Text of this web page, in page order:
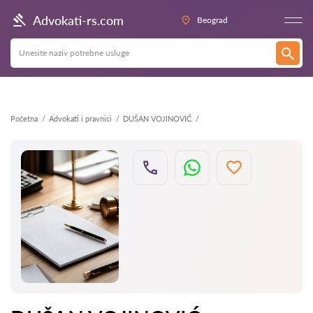
Advokati-rs.com Beograd
Početna Advokati i pravnici DUŠAN VOJINOVIĆ
Nazad